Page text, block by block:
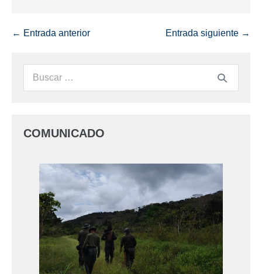
← Entrada anterior Entrada siguiente →
COMUNICADO